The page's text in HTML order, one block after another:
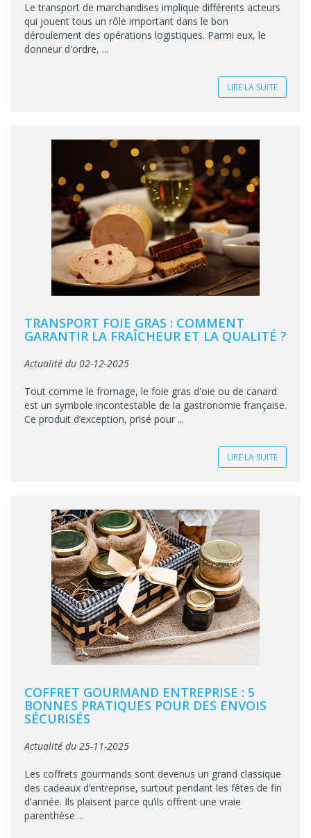
Le transport de marchandises implique différents acteurs
qui jouent tous un rôle important dans le bon
déroulement des opérations logistiques. Parmi eux, le
donneur d'ordre, ...
LIRE LA SUITE
TRANSPORT FOIE GRAS : COMMENT
GARANTIR LA FRAÎCHEUR ET LA QUALITÉ ?
Actualité du 02-12-2025
Tout comme le fromage, le foie gras d'oie ou de canard
est un symbole incontestable de la gastronomie française.
Ce produit d’exception, prisé pour ...
LIRE LA SUITE
COFFRET GOURMAND ENTREPRISE : 5
BONNES PRATIQUES POUR DES ENVOIS
SÉCURISÉS
Actualité du 25-11-2025
Les coffrets gourmands sont devenus un grand classique
des cadeaux d’entreprise, surtout pendant les fêtes de fin
d'année. Ils plaisent parce qu’ils offrent une vraie
parenthèse ...